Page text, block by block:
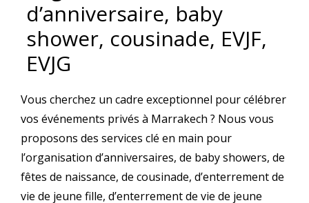
d’anniversaire, baby
shower, cousinade, EVJF,
EVJG
Vous cherchez un cadre exceptionnel pour célébrer
vos événements privés à Marrakech ? Nous vous
proposons des services clé en main pour
l’organisation d’anniversaires, de baby showers, de
fêtes de naissance, de cousinade, d’enterrement de
vie de jeune fille, d’enterrement de vie de jeune